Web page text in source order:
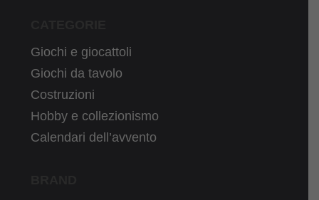
Giochi e giocattoli
Giochi da tavolo
Costruzioni
Hobby e collezionismo
Calendari dell’avvento